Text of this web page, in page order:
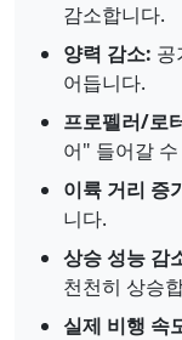
감소합니다.
양력 감소: 공
어듭니다.
프로펠러/로
어" 들어갈
이륙 거리 증
니다.
상승 성능 감
천천히 상승
실제 비행 속